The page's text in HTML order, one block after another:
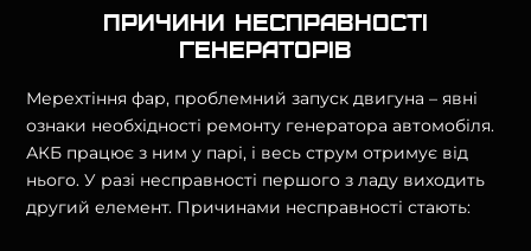
Причини несправності
генераторів
Мерехтіння фар, проблемний запуск двигуна – явні
ознаки необхідності ремонту генератора автомобіля.
АКБ працює з ним у парі, і весь струм отримує від
нього. У разі несправності першого з ладу виходить
другий елемент. Причинами несправності стають: